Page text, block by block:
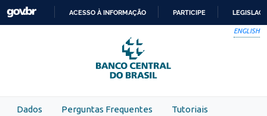
Skip to main content
PARA
O
CONTEÚDO
ACESSO À INFORMAÇÃO PARTICIPE
ENGLISH
Dados Perguntas Frequentes Tutoriais